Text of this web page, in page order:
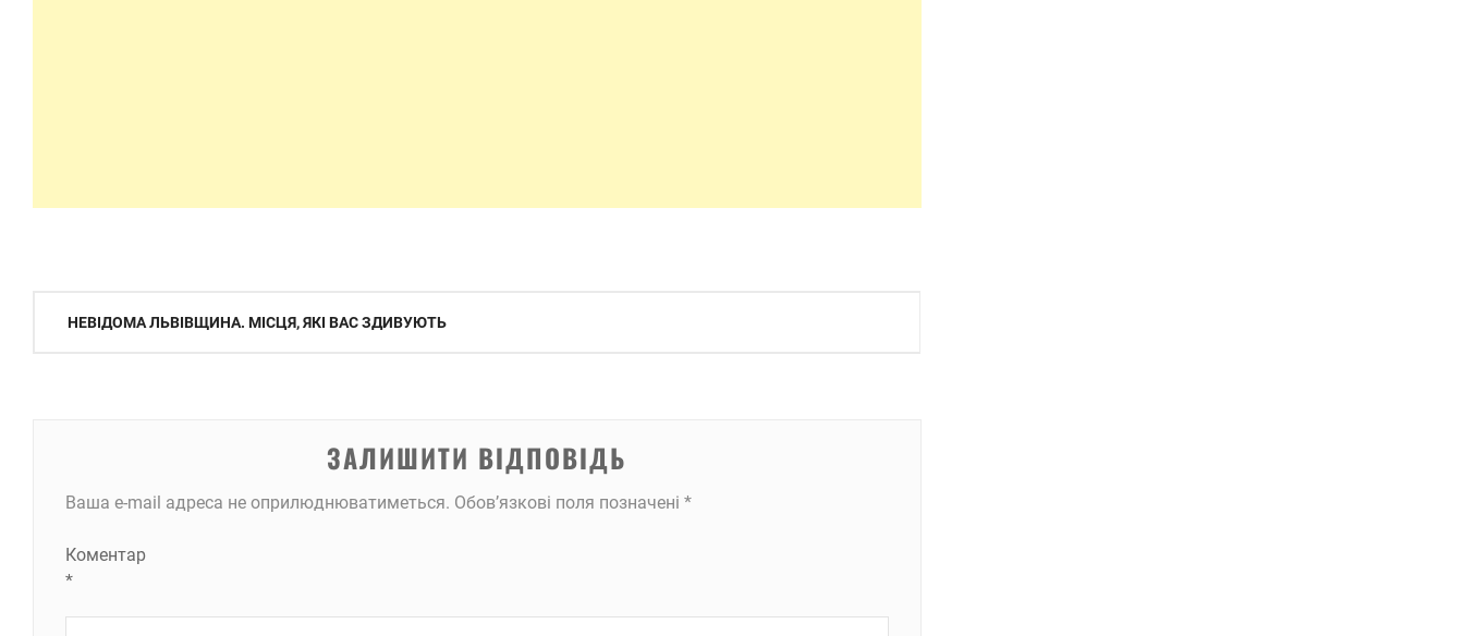
Навігація
НЕВІДОМА ЛЬВІВЩИНА. МІСЦЯ, ЯКІ ВАС ЗДИВУЮТЬ
ЗАЛИШИТИ ВІДПОВІДЬ
Ваша e-mail адреса не оприлюднюватиметься. Обов’язкові поля позначені *
Коментар
*